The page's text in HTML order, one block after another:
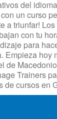
del
un curso
a triunfar!
con tu
para
Empieza hoy
de
Trainers
de cursos en